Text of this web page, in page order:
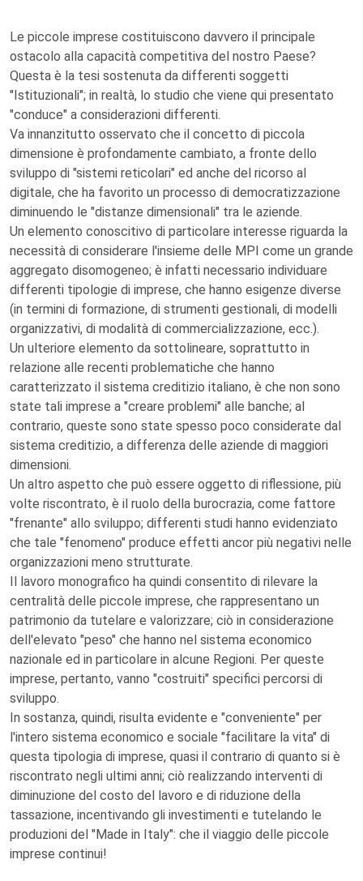
Le piccole imprese costituiscono davvero il principale
ostacolo alla capacità competitiva del nostro Paese?
Questa è la tesi sostenuta da differenti soggetti
"Istituzionali"; in realtà, lo studio che viene qui presentato
"conduce" a considerazioni differenti.
Va innanzitutto osservato che il concetto di piccola
dimensione è profondamente cambiato, a fronte dello
sviluppo di "sistemi reticolari" ed anche del ricorso al
digitale, che ha favorito un processo di democratizzazione
diminuendo le "distanze dimensionali" tra le aziende.
Un elemento conoscitivo di particolare interesse riguarda la
necessità di considerare l'insieme delle MPI come un grande
aggregato disomogeneo; è infatti necessario individuare
differenti tipologie di imprese, che hanno esigenze diverse
(in termini di formazione, di strumenti gestionali, di modelli
organizzativi, di modalità di commercializzazione, ecc.).
Un ulteriore elemento da sottolineare, soprattutto in
relazione alle recenti problematiche che hanno
caratterizzato il sistema creditizio italiano, è che non sono
state tali imprese a "creare problemi" alle banche; al
contrario, queste sono state spesso poco considerate dal
sistema creditizio, a differenza delle aziende di maggiori
dimensioni.
Un altro aspetto che può essere oggetto di riflessione, più
volte riscontrato, è il ruolo della burocrazia, come fattore
"frenante" allo sviluppo; differenti studi hanno evidenziato
che tale "fenomeno" produce effetti ancor più negativi nelle
organizzazioni meno strutturate.
Il lavoro monografico ha quindi consentito di rilevare la
centralità delle piccole imprese, che rappresentano un
patrimonio da tutelare e valorizzare; ciò in considerazione
dell'elevato "peso" che hanno nel sistema economico
nazionale ed in particolare in alcune Regioni. Per queste
imprese, pertanto, vanno "costruiti" specifici percorsi di
sviluppo.
In sostanza, quindi, risulta evidente e "conveniente" per
l'intero sistema economico e sociale "facilitare la vita" di
questa tipologia di imprese, quasi il contrario di quanto si è
riscontrato negli ultimi anni; ciò realizzando interventi di
diminuzione del costo del lavoro e di riduzione della
tassazione, incentivando gli investimenti e tutelando le
produzioni del "Made in Italy": che il viaggio delle piccole
imprese continui!